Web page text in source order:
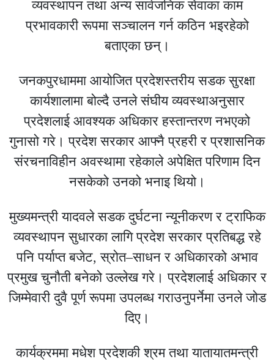
व्यवस्थापन तथा अन्य सार्वजनिक सेवाका काम
प्रभावकारी रूपमा सञ्चालन गर्न कठिन भइरहेको
बताएका छन्।
जनकपुरधाममा आयोजित प्रदेशस्तरीय सडक सुरक्षा
कार्यशालामा बोल्दै उनले संघीय व्यवस्थाअनुसार
प्रदेशलाई आवश्यक अधिकार हस्तान्तरण नभएको
गुनासो गरे। प्रदेश सरकार आफ्नै प्रहरी र प्रशासनिक
संरचनाविहीन अवस्थामा रहेकाले अपेक्षित परिणाम दिन
नसकेको उनको भनाइ थियो।
मुख्यमन्त्री यादवले सडक दुर्घटना न्यूनीकरण र ट्राफिक
व्यवस्थापन सुधारका लागि प्रदेश सरकार प्रतिबद्ध रहे
पनि पर्याप्त बजेट, स्रोत–साधन र अधिकारको अभाव
प्रमुख चुनौती बनेको उल्लेख गरे। प्रदेशलाई अधिकार र
जिम्मेवारी दुवै पूर्ण रूपमा उपलब्ध गराउनुपर्नेमा उनले जोड
दिए।
कार्यक्रममा मधेश प्रदेशकी श्रम तथा यातायातमन्त्री